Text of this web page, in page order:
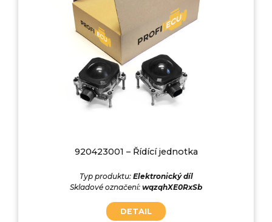
920423001 – Řídící jednotka
Typ produktu: Elektronický díl
Skladové označení: wqzqhXE0RxSb
DETAIL